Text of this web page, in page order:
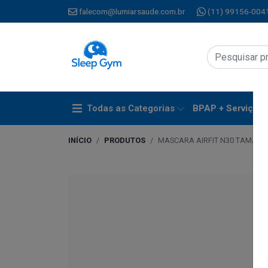
falecom@lumiarsaude.com.br (11) 99156-0041
Todas as Categorias BPAP + Serviços
INÍCIO PRODUTOS MASCARA AIRFIT N30